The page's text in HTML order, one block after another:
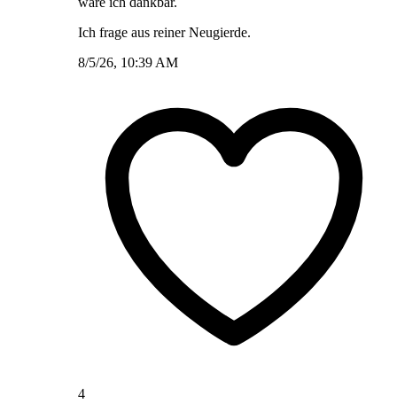
Ich frage aus reiner Neugierde.
8/5/26, 10:39 AM
4